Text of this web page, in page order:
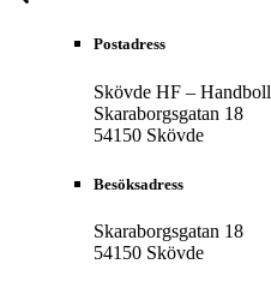
Postadress
Skövde HF – Handboll
Skaraborgsgatan 18
54150 Skövde
Besöksadress
Skaraborgsgatan 18
54150 Skövde